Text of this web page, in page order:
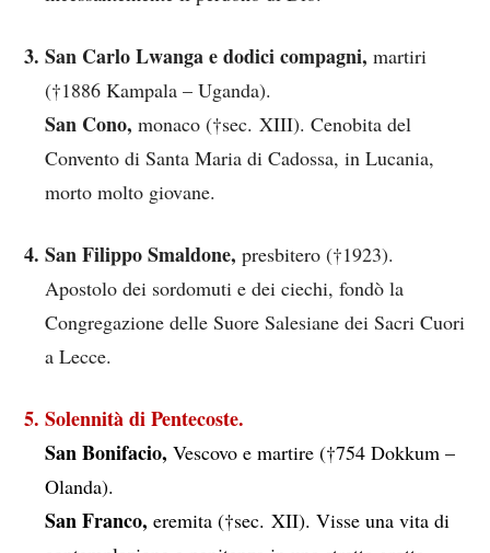
San Carlo Lwanga e dodici compagni, martiri
(†1886 Kampala – Uganda).
San Cono, monaco (†sec. XIII). Cenobita del
Convento di Santa Maria di Cadossa, in Lucania,
morto molto giovane.
San Filippo Smaldone, presbitero (†1923).
Apostolo dei sordomuti e dei ciechi, fondò la
Congregazione delle Suore Salesiane dei Sacri Cuori
a Lecce.
Solennità di Pentecoste.
San Bonifacio, Vescovo e martire (†754 Dokkum –
Olanda).
San Franco, eremita (†sec. XII). Visse una vita di